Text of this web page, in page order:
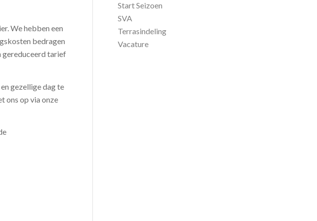
We hebben een
bedragen
gereduceerd tarief
gezellige dag te
ons op via onze
Start Seizoen
SVA
Terrasindeling
Vacature